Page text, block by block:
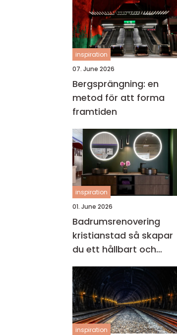
inspiration
07. June 2026
Bergsprängning: en
metod för att forma
framtiden
inspiration
01. June 2026
Badrumsrenovering
kristianstad så skapar
du ett hållbart och
tryggt badrum
inspiration